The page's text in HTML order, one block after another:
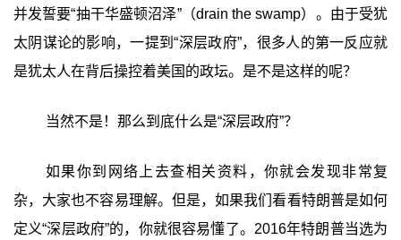
并发誓要“抽干华盛顿沼泽”（drain the swamp）。由于受犹
太阴谋论的影响，一提到“深层政府”，很多人的第一反应就
是犹太人在背后操控着美国的政坛。是不是这样的呢？
当然不是！那么到底什么是“深层政府”？
如果你到网络上去查相关资料，你就会发现非常复
杂，大家也不容易理解。但是，如果我们看看特朗普是如何
定义“深层政府”的，你就很容易懂了。2016年特朗普当选为